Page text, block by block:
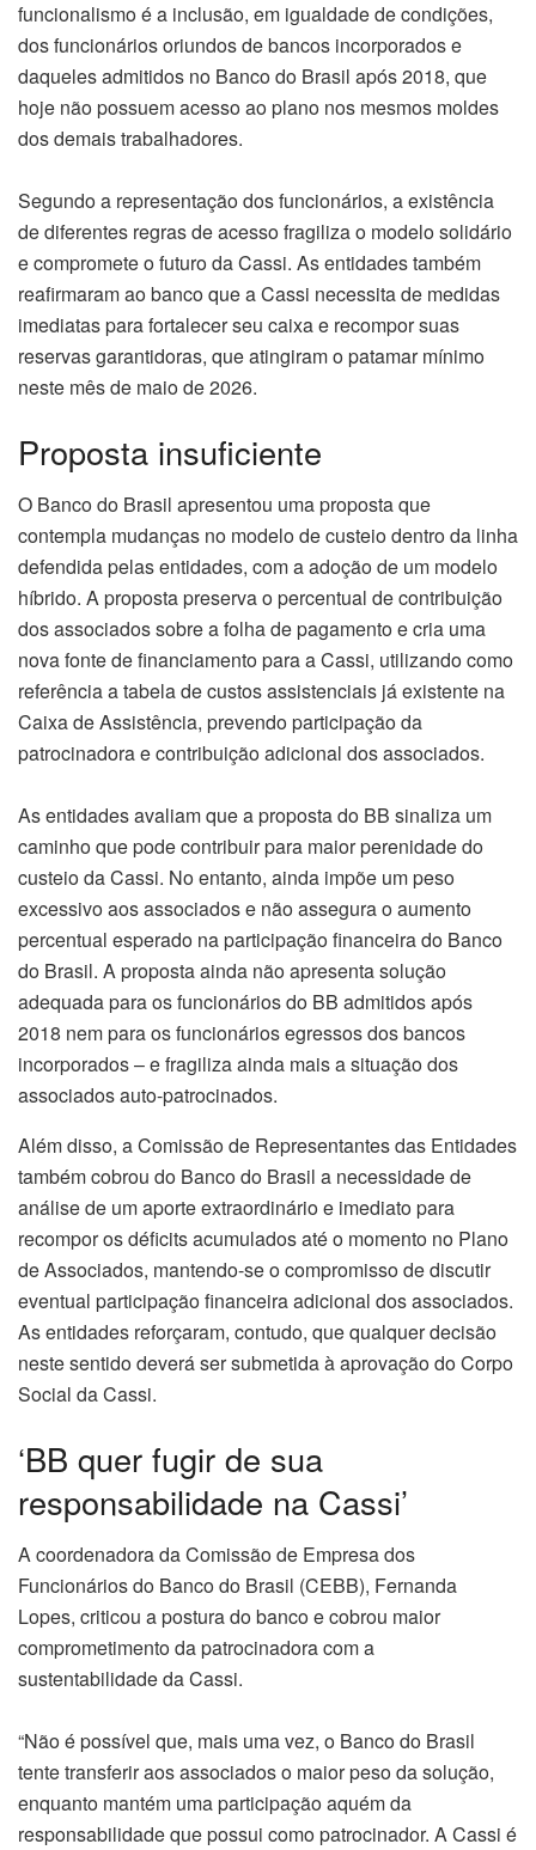
funcionalismo é a inclusão, em igualdade de condições,
dos funcionários oriundos de bancos incorporados e
daqueles admitidos no Banco do Brasil após 2018, que
hoje não possuem acesso ao plano nos mesmos moldes
dos demais trabalhadores.
Segundo a representação dos funcionários, a existência
de diferentes regras de acesso fragiliza o modelo solidário
e compromete o futuro da Cassi. As entidades também
reafirmaram ao banco que a Cassi necessita de medidas
imediatas para fortalecer seu caixa e recompor suas
reservas garantidoras, que atingiram o patamar mínimo
neste mês de maio de 2026.
Proposta insuficiente
O Banco do Brasil apresentou uma proposta que
contempla mudanças no modelo de custeio dentro da linha
defendida pelas entidades, com a adoção de um modelo
híbrido. A proposta preserva o percentual de contribuição
dos associados sobre a folha de pagamento e cria uma
nova fonte de financiamento para a Cassi, utilizando como
referência a tabela de custos assistenciais já existente na
Caixa de Assistência, prevendo participação da
patrocinadora e contribuição adicional dos associados.
As entidades avaliam que a proposta do BB sinaliza um
caminho que pode contribuir para maior perenidade do
custeio da Cassi. No entanto, ainda impõe um peso
excessivo aos associados e não assegura o aumento
percentual esperado na participação financeira do Banco
do Brasil. A proposta ainda não apresenta solução
adequada para os funcionários do BB admitidos após
2018 nem para os funcionários egressos dos bancos
incorporados – e fragiliza ainda mais a situação dos
associados auto-patrocinados.
Além disso, a Comissão de Representantes das Entidades
também cobrou do Banco do Brasil a necessidade de
análise de um aporte extraordinário e imediato para
recompor os déficits acumulados até o momento no Plano
de Associados, mantendo-se o compromisso de discutir
eventual participação financeira adicional dos associados.
As entidades reforçaram, contudo, que qualquer decisão
neste sentido deverá ser submetida à aprovação do Corpo
Social da Cassi.
‘BB quer fugir de sua
responsabilidade na Cassi’
A coordenadora da Comissão de Empresa dos
Funcionários do Banco do Brasil (CEBB), Fernanda
Lopes, criticou a postura do banco e cobrou maior
comprometimento da patrocinadora com a
sustentabilidade da Cassi.
“Não é possível que, mais uma vez, o Banco do Brasil
tente transferir aos associados o maior peso da solução,
enquanto mantém uma participação aquém da
responsabilidade que possui como patrocinador. A Cassi é